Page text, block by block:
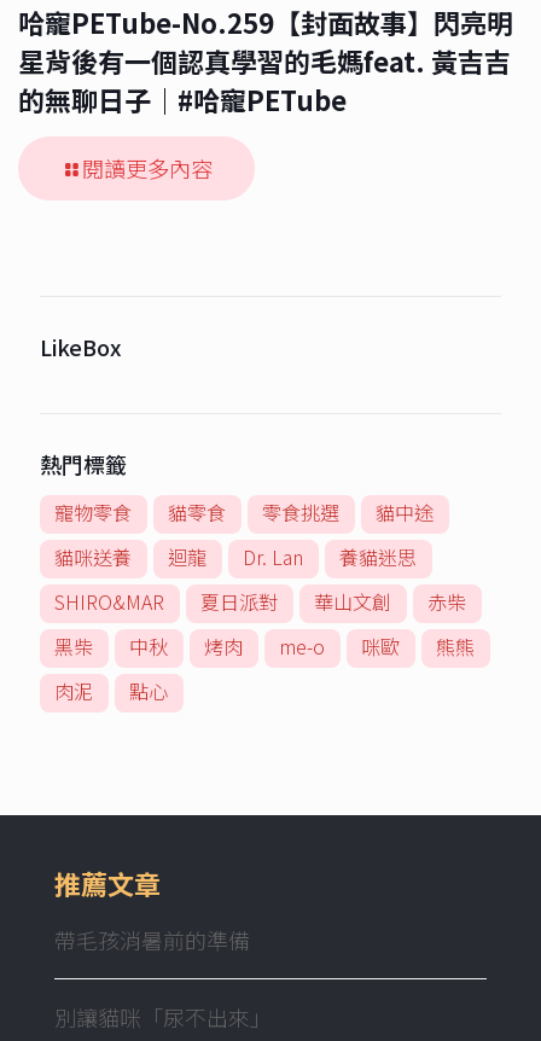
哈寵PETube-No.259【封面故事】閃亮明
星背後有一個認真學習的毛媽feat. 黃吉吉
的無聊日子｜#哈寵PETube
閱讀更多內容
LikeBox
熱門標籤
寵物零食 貓零食 零食挑選
貓中途
貓咪送養
迴龍 Dr. Lan
養貓迷思
SHIRO&MAR
夏日派對 華山文創
赤柴
黑柴
中秋 烤肉 me-o 咪歐
熊熊
肉泥
點心
推薦文章
帶毛孩消暑前的準備
別讓貓咪「尿不出來」